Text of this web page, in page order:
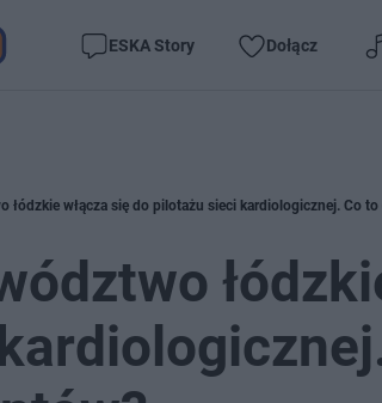
ESKA Story Dołącz
łódzkie włącza się do pilotażu sieci kardiologicznej. Co